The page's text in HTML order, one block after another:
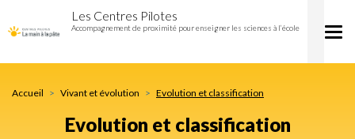
classification
au
contenu
Les Centres Pilotes
Accompagnement de proximité pour enseigner les sciences à l’école
Accueil Vivant et évolution Evolution et classification
Evolution et classification